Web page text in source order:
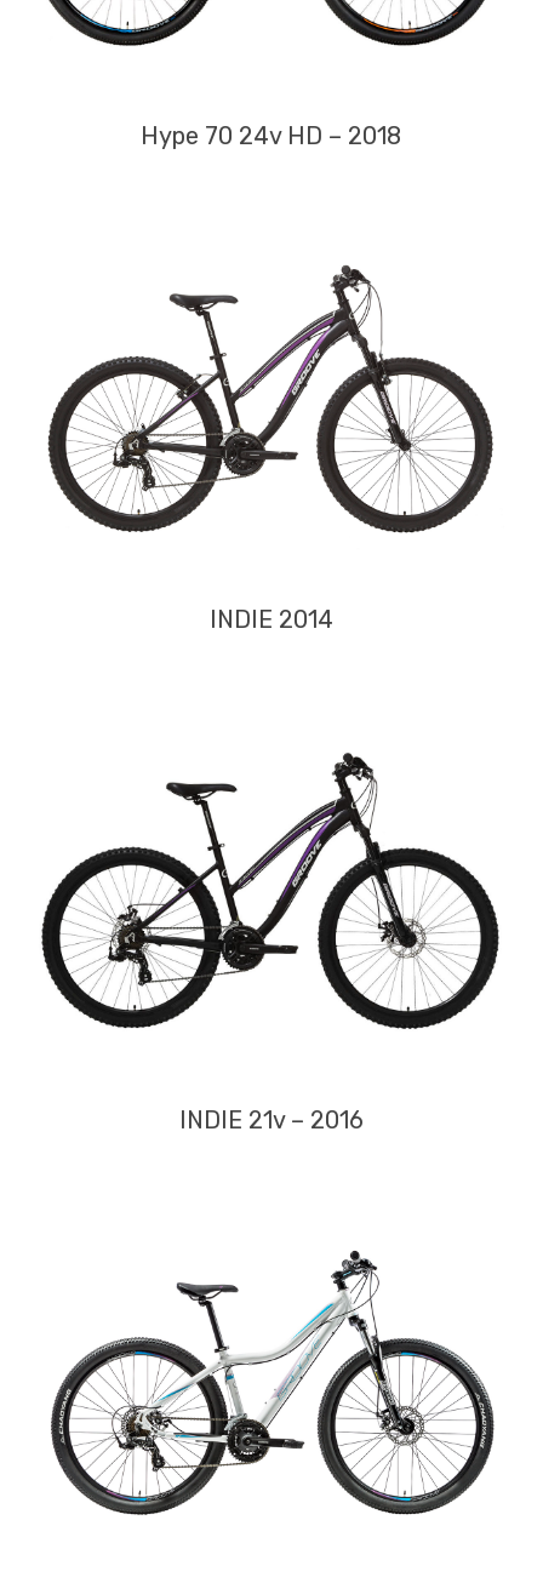
Hype 70 24v HD – 2018
INDIE 2014
INDIE 21v – 2016